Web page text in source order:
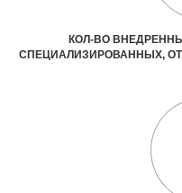
КОЛ-ВО
СПЕЦИАЛИЗИРОВАННЫХ,